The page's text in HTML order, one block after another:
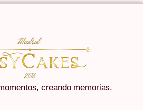
creando memorias.